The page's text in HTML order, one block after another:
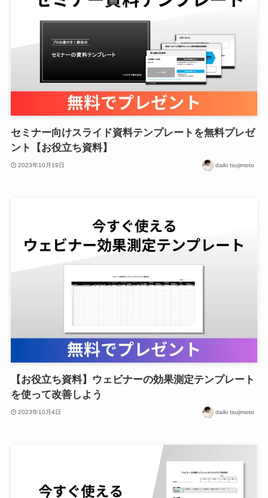
セミナー向けスライド資料テンプレートを無料プレゼ
ント【お役立ち資料】
2023年10月19日 daiki tsujimoto
【お役立ち資料】ウェビナーの効果測定テンプレート
を使って改善しよう
2023年10月4日 daiki tsujimoto